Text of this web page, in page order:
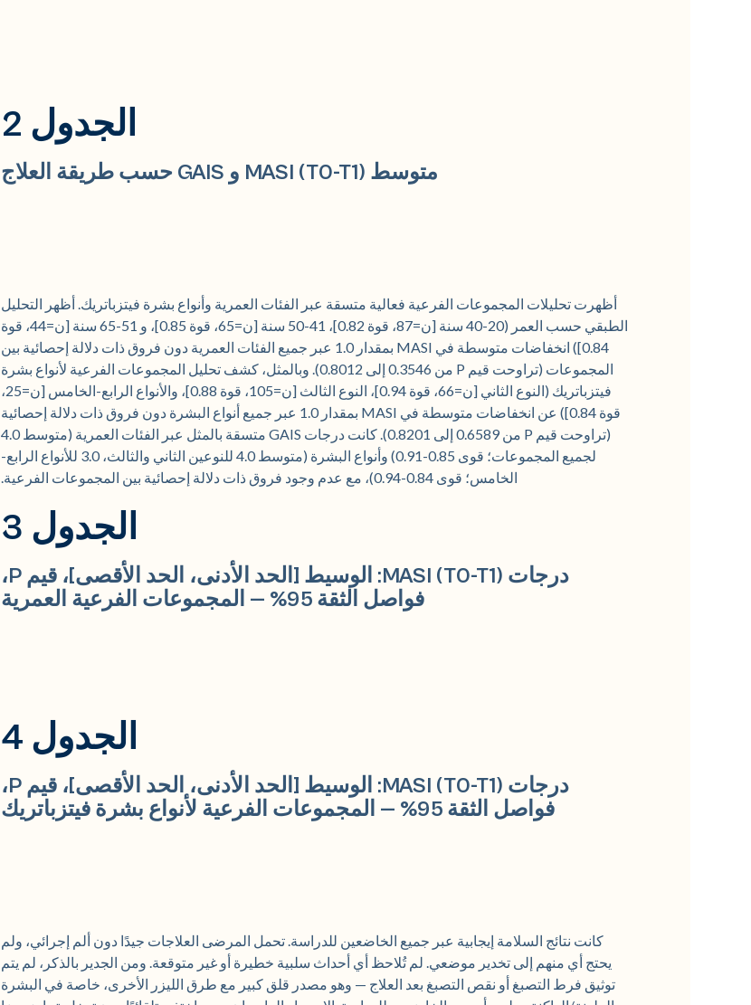
الجدول 2
متوسط MASI (T0-T1) و GAIS حسب طريقة العلاج
أظهرت تحليلات المجموعات الفرعية فعالية متسقة عبر الفئات العمرية وأنواع بشرة فيتزباتريك. أظهر التحليل
الطبقي حسب العمر (20-40 سنة [ن=87، قوة 0.82]، 41-50 سنة [ن=65، قوة 0.85]، و 51-65 سنة [ن=44، قوة
0.84]) انخفاضات متوسطة في MASI بمقدار 1.0 عبر جميع الفئات العمرية دون فروق ذات دلالة إحصائية بين
المجموعات (تراوحت قيم P من 0.3546 إلى 0.8012). وبالمثل، كشف تحليل المجموعات الفرعية لأنواع بشرة
فيتزباتريك (النوع الثاني [ن=66، قوة 0.94]، النوع الثالث [ن=105، قوة 0.88]، والأنواع الرابع-الخامس [ن=25،
قوة 0.84]) عن انخفاضات متوسطة في MASI بمقدار 1.0 عبر جميع أنواع البشرة دون فروق ذات دلالة إحصائية
(تراوحت قيم P من 0.6589 إلى 0.8201). كانت درجات GAIS متسقة بالمثل عبر الفئات العمرية (متوسط 4.0
لجميع المجموعات؛ قوى 0.85-0.91) وأنواع البشرة (متوسط 4.0 للنوعين الثاني والثالث، 3.0 للأنواع الرابع-
الخامس؛ قوى 0.84-0.94)، مع عدم وجود فروق ذات دلالة إحصائية بين المجموعات الفرعية.
الجدول 3
درجات MASI (T0-T1): الوسيط [الحد الأدنى، الحد الأقصى]، قيم P،
فواصل الثقة 95% — المجموعات الفرعية العمرية
الجدول 4
درجات MASI (T0-T1): الوسيط [الحد الأدنى، الحد الأقصى]، قيم P،
فواصل الثقة 95% — المجموعات الفرعية لأنواع بشرة فيتزباتريك
كانت نتائج السلامة إيجابية عبر جميع الخاضعين للدراسة. تحمل المرضى العلاجات جيدًا دون ألم إجرائي، ولم
يحتج أي منهم إلى تخدير موضعي. لم تُلاحظ أي أحداث سلبية خطيرة أو غير متوقعة. ومن الجدير بالذكر، لم يتم
توثيق فرط التصبغ أو نقص التصبغ بعد العلاج — وهو مصدر قلق كبير مع طرق الليزر الأخرى، خاصة في البشرة